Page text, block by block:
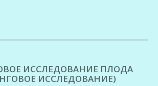
ИССЛЕДОВАНИЕ ПЛОДА
ИССЛЕДОВАНИЕ)